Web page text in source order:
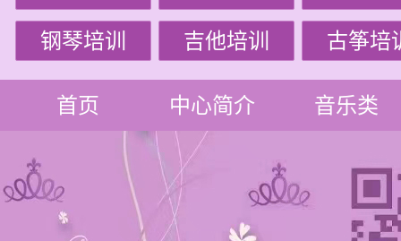
钢琴培训 吉他培训 古筝培
首页 中心简介 音乐类